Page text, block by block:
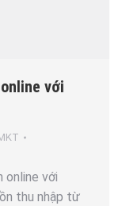
với
online với
thu nhập từ